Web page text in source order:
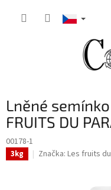
Lněné
FRUITS DU
00178-1
3kg Značka: Les fruits